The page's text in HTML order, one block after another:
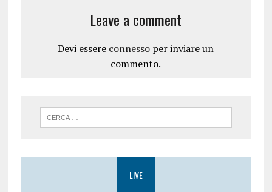
Leave a comment
Devi essere connesso per inviare un
commento.
LIVE